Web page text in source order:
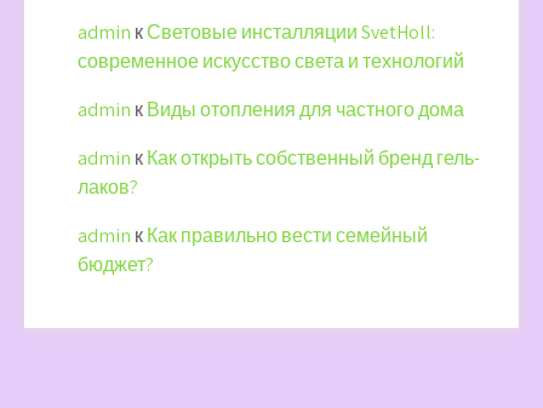
admin кСветовые инсталляции SvetHoll:
современное искусство света и технологий
admin кВиды отопления для частного дома
admin кКак открыть собственный бренд гель-
лаков?
admin кКак правильно вести семейный
бюджет?